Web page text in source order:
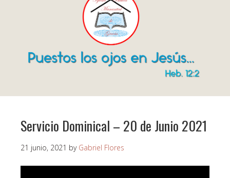
Servicio Dominical – 20 de Junio 2021
21 junio, 2021 by Gabriel Flores